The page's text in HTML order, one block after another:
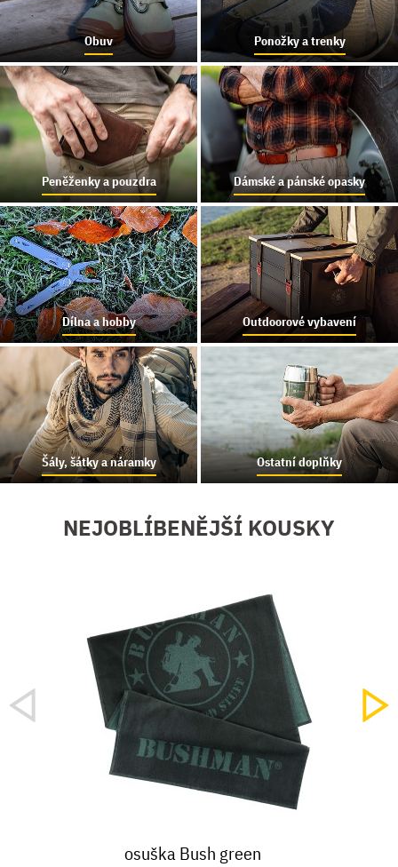
Obuv Ponožky a trenky
Peněženky a pouzdra Dámské a pánské opasky
Dílna a hobby Outdoorové vybavení
Šály, šátky a náramky Ostatní doplňky
NEJOBLÍBENĚJŠÍ KOUSKY
osuška Bush green